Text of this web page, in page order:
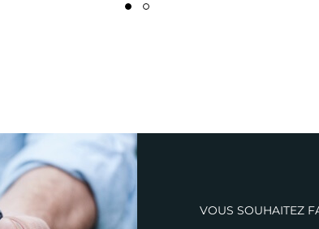
VOUS SOUHAITEZ